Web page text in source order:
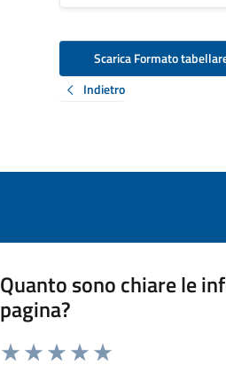
Scarica Formato
Indietro
Quanto sono chiare le
pagina?
Valuta da 1 a 5 stelle la pagina